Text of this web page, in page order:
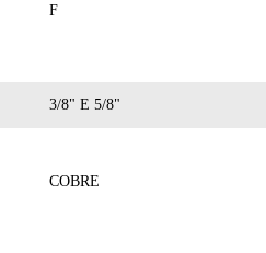
F
3/8" E 5/8"
COBRE